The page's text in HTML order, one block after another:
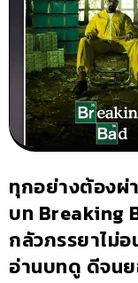
ทุกอย่างต้องผ่
บท Breaking
กลัวภรรยาไม่
อ่านบทดู ดีจนย